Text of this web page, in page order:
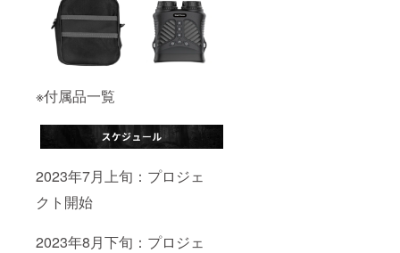
※付属品一覧
2023年7月上旬：プロジェ
クト開始
2023年8月下旬：プロジェ